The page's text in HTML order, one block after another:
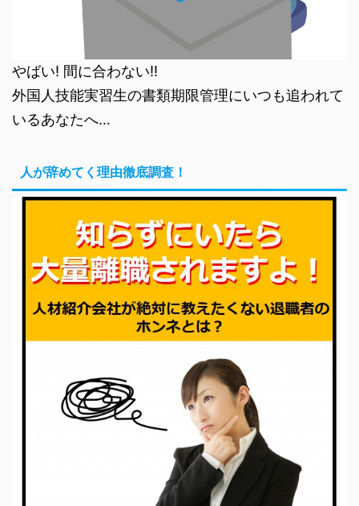
やばい! 間に合わない!!
外国人技能実習生の書類期限管理にいつも追われて
いるあなたへ…
人が辞めてく理由徹底調査！